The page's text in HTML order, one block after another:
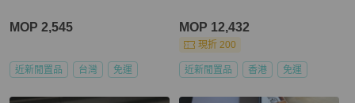
MOP 2,545
近新閒置品 台灣 免運
MOP 12,432
現折 200
近新閒置品 香港 免運